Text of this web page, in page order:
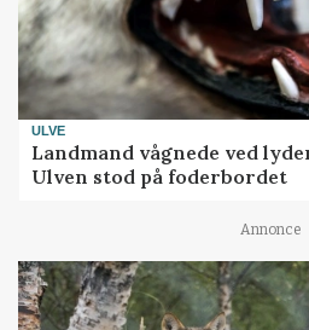
ULVE
Landmand vågnede ved
Ulven stod på foderbordet
Annonce